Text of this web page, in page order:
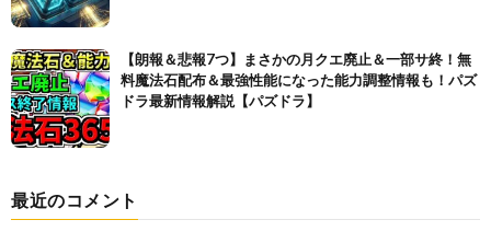
【朗報＆悲報7つ】まさかの月クエ廃止＆一部サ終！無
料魔法石配布＆最強性能になった能力調整情報も！パズ
ドラ最新情報解説【パズドラ】
最近のコメント